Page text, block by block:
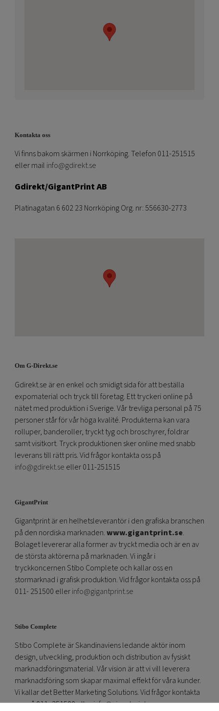
Kontakta oss
Vi finns bakom skärmen i Norrköping. Telefon 011-251515
eller mail info@gdirekt.se
Gdirekt/GigantPrint AB
Platinagatan 6 602 23 Norrköping Org. nr: 556630-2773
Om G-Direkt.se
Gdirekt.se är en enkel och smidigt sida för att beställa
expomaterial och tryck till företag. Ett tryckeri online på
nätet med produktion i Sverige. Vår trevliga personal på 75
personer står för vår höga kvalité. Produkterna kan vara
rolluper, banderoller, tryckt tyg och broschyrer, foldrar
samt visitkort. Tryck produktionen sker online med snabb
leverans till rätt pris. Vid frågor kontakta oss på
info@gdirekt.se eller 011-251515
GigantPrint
Gigantprint är en helhetsleverantör i den grafiska branschen
på den nordiska marknaden.www.gigantprint.se.
Bolaget levererar alla former av tryckt media och är en av
de största aktörerna på marknaden. Vi ingår i
tryckkoncernen Stibo Complete och kallar oss en
stormarknad i grafisk produktion. Vid frågor kontakta oss på
011- 251500 ellerinfo@gigantprint.se
Stibo Complete
Stibo Complete är Skandinaviens ledande aktör inom
design, utveckling, produktion och distribution av fysiskt
marknadsföringsmaterial. Vår vision är att vi vill leverera
marknadsföring som skapar maximal effekt för våra kunder.
Vi kallar det Better Marketing Solutions. Vid frågor kontakta
oss på 011- 251500 ellerinfo@gigantprint.se